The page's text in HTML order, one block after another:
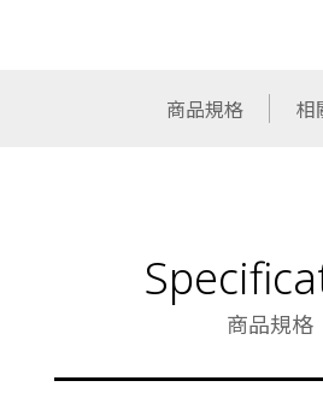
商品規格 相
商品規格